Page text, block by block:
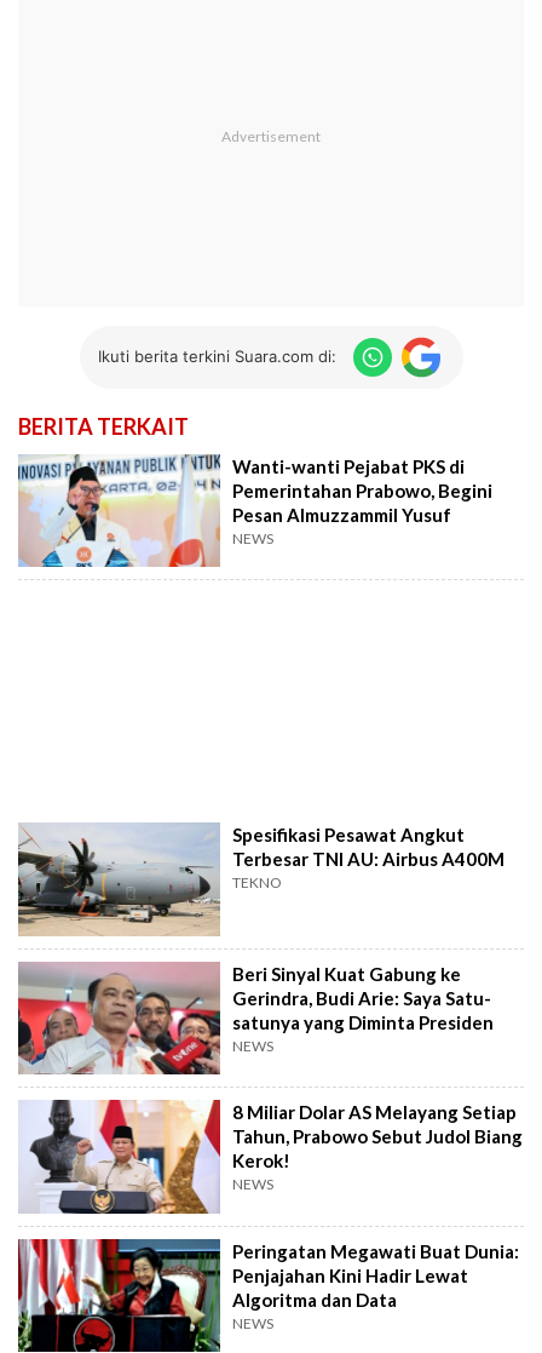
Ikuti berita terkini Suara.com di:
BERITA TERKAIT
Wanti-wanti Pejabat PKS di
Pemerintahan Prabowo, Begini
Pesan Almuzzammil Yusuf
NEWS
Spesifikasi Pesawat Angkut
Terbesar TNI AU: Airbus A400M
TEKNO
Beri Sinyal Kuat Gabung ke
Gerindra, Budi Arie: Saya Satu-
satunya yang Diminta Presiden
NEWS
8 Miliar Dolar AS Melayang Setiap
Tahun, Prabowo Sebut Judol Biang
Kerok!
NEWS
Peringatan Megawati Buat Dunia:
Penjajahan Kini Hadir Lewat
Algoritma dan Data
NEWS